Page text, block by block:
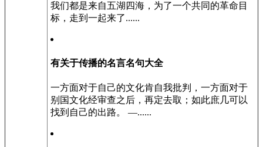
我们都是来自五湖四海，为了一个共同的革命目
标，走到一起来了......
有关于传播的名言名句大全
一方面对于自己的文化肯自我批判，一方面对于
别国文化经审查之后，再定去取；如此庶几可以
找到自己的出路。 —......